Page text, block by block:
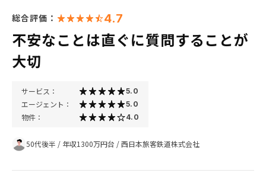
総合評価： 4.7
不安なことは直ぐに質問することが
大切
サービス： 5.0
エージェント： 5.0
物件： 4.0
50代後半 / 年収1300万円台 /西日本旅客鉄道株式会社